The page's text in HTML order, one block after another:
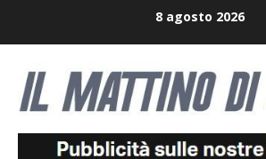
8 agosto 2026